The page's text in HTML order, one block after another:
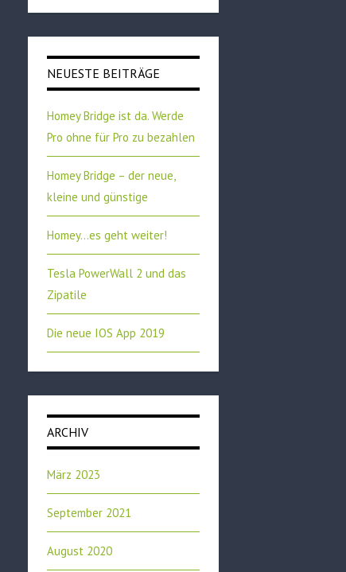
NEUESTE BEITRÄGE
Homey Bridge ist da. Werde
Pro ohne für Pro zu bezahlen
Homey Bridge – der neue,
kleine und günstige
Homey…es geht weiter!
Tesla PowerWall 2 und das
Zipatile
Die neue IOS App 2019
ARCHIV
März 2023
September 2021
August 2020